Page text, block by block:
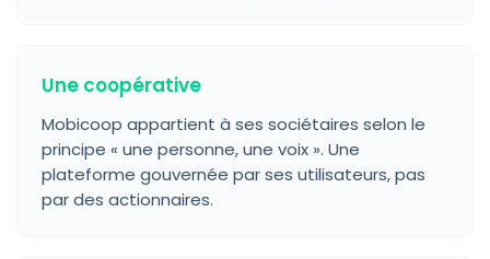
Une coopérative
Mobicoop appartient à ses sociétaires selon le
principe « une personne, une voix ». Une
plateforme gouvernée par ses utilisateurs, pas
par des actionnaires.